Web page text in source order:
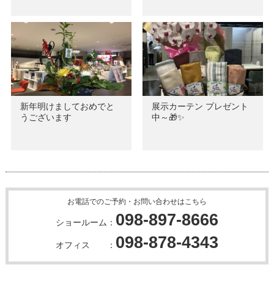
新年明けましておめでと
うございます
展示カーテン プレゼント
中～🎁✨
お電話でのご予約・お問い合わせはこちら
ショールーム： 098-897-8666
オフィス ： 098-878-4343